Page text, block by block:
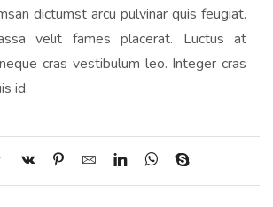
dictumst arcu pulvinar quis feugiat.
velit fames placerat. Luctus at
cras vestibulum leo. Integer cras
id.